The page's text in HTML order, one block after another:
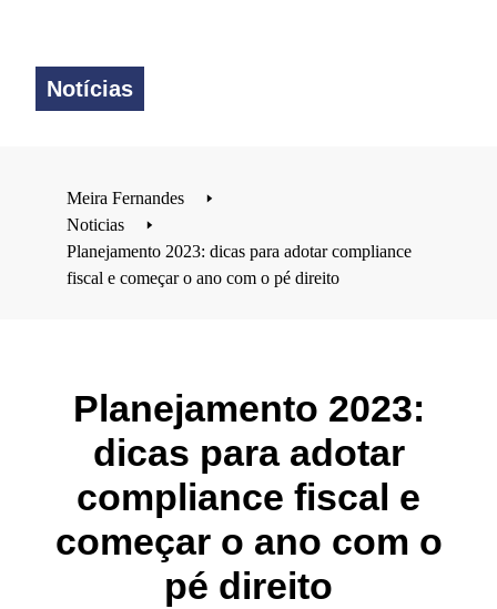
Notícias
Meira Fernandes
🢒
Noticias
🢒
Planejamento 2023: dicas para adotar compliance
fiscal e começar o ano com o pé direito
Planejamento 2023:
dicas para adotar
compliance fiscal e
começar o ano com o
pé direito